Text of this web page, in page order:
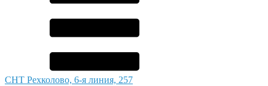
СНТ Рехколово, 6-я линия, 257